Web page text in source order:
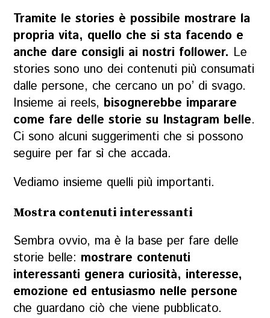
Tramite le stories è possibile mostrare la
propria vita, quello che si sta facendo e
anche dare consigli ai nostri follower. Le
stories sono uno dei contenuti più consumati
dalle persone, che cercano un po’ di svago.
Insieme ai reels, bisognerebbe imparare
come fare delle storie su Instagram belle.
Ci sono alcuni suggerimenti che si possono
seguire per far sì che accada.
Vediamo insieme quelli più importanti.
Mostra contenuti interessanti
Sembra ovvio, ma è la base per fare delle
storie belle: mostrare contenuti
interessanti genera curiosità, interesse,
emozione ed entusiasmo nelle persone
che guardano ciò che viene pubblicato.